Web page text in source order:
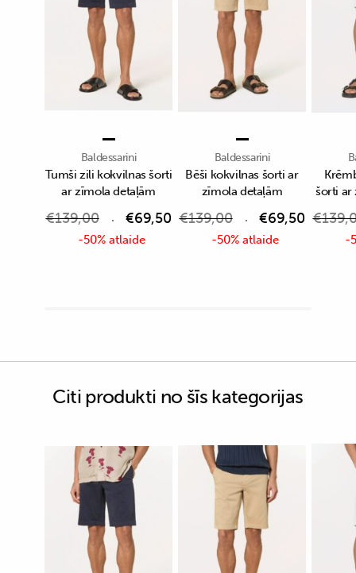
Baldessarini
Tumši zili kokvilnas šorti
ar zīmola detaļām
€139,00 €69,50
-50% atlaide
Baldessarini
Bēši kokvilnas šorti ar
zīmola detaļām
€139,00 €69,50
-50% atlaide
šorti ar
€
-
Citi produkti no šīs kategorijas